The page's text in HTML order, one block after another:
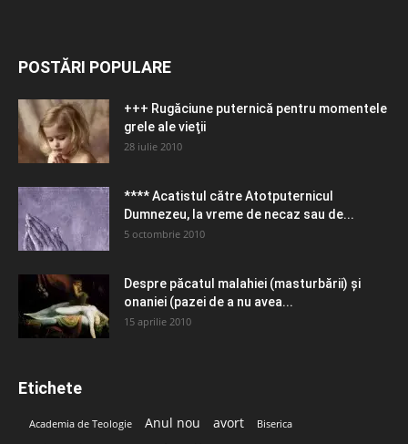
POSTĂRI POPULARE
+++ Rugăciune puternică pentru momentele
grele ale vieţii
28 iulie 2010
**** Acatistul către Atotputernicul
Dumnezeu, la vreme de necaz sau de...
5 octombrie 2010
Despre păcatul malahiei (masturbării) şi
onaniei (pazei de a nu avea...
15 aprilie 2010
Etichete
Academia de Teologie Anul nou avort Biserica